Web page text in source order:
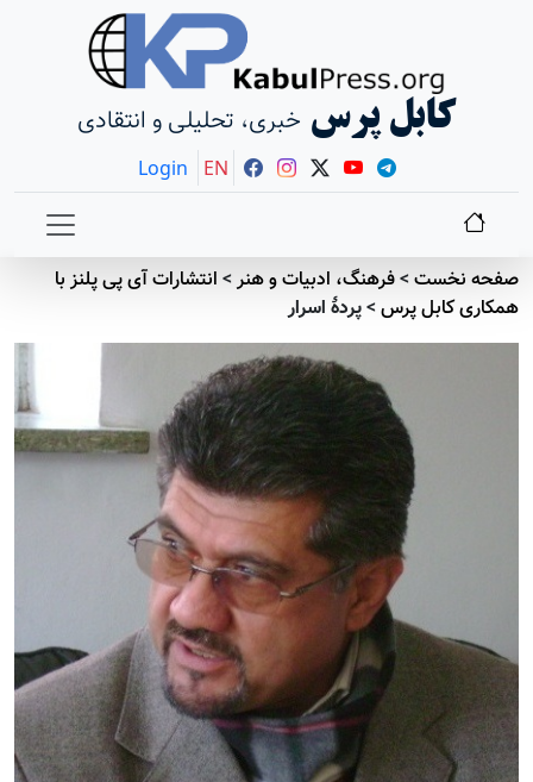
کابل پرس خبری، تحلیلی و انتقادی
Login EN
صفحه نخست>فرهنگ، ادبیات و هنر> انتشارات آی پی پلنز با
همکاری کابل پرس>پردۀ اسرار